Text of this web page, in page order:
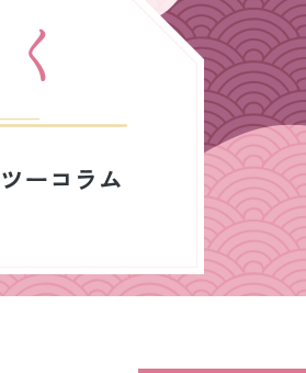
ベビー洋装レン
色打掛&紋付袴